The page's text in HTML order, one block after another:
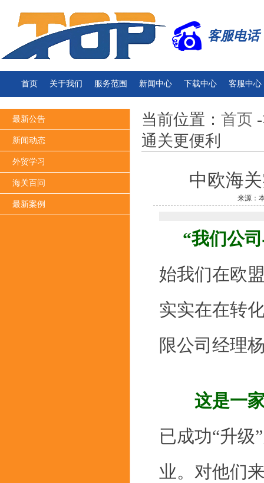
客服电话
首页 关于我们 服务范围 新闻中心 下载中心 客服中心
最新公告
新闻动态
外贸学习
海关百问
最新案例
当前位置： 首页
通关更便利
中欧海
来源
“我们公
始我们在欧
实实在在转
限公司经理
这是一
已成功“升级
业。对他们